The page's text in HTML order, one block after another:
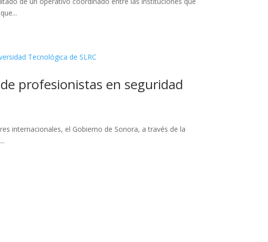
profesionistas en seguridad
internacionales, el Gobierno de Sonora, a través de la